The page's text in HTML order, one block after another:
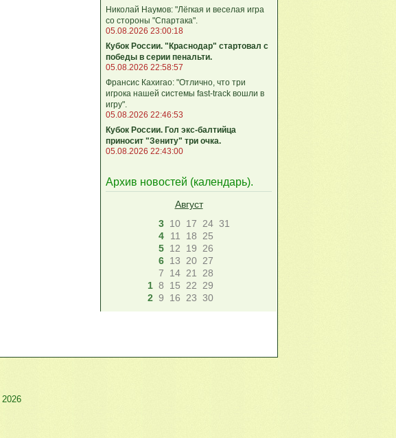
Николай Наумов: "Лёгкая и веселая игра
со стороны "Спартака".
05.08.2026 23:00:18
Кубок России. "Краснодар" стартовал с
победы в серии пенальти.
05.08.2026 22:58:57
Франсис Кахигао: "Отлично, что три
игрока нашей системы fast‑track вошли в
игру".
05.08.2026 22:46:53
Кубок России. Гол экс-балтийца
приносит "Зениту" три очка.
05.08.2026 22:43:00
Архив новостей (календарь).
Август
3 10 17 24 31
4
11 18
25
5 12 19
26
6 13 20 27
7
14 21
28
1 8 15 22
29
2 9 16 23 30
2026